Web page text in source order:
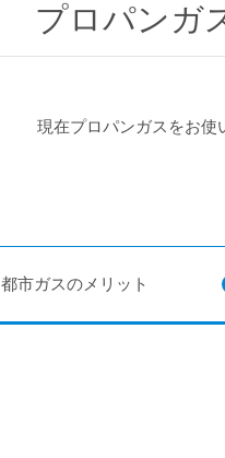
プロパンガ
現在プロパンガスをお使
都市ガスのメリット